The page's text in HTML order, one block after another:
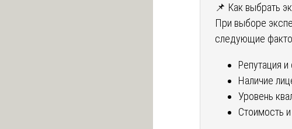
📌 Как выбрать
При выборе
следующие
Репутация
Наличие
Уровень
Стоимость